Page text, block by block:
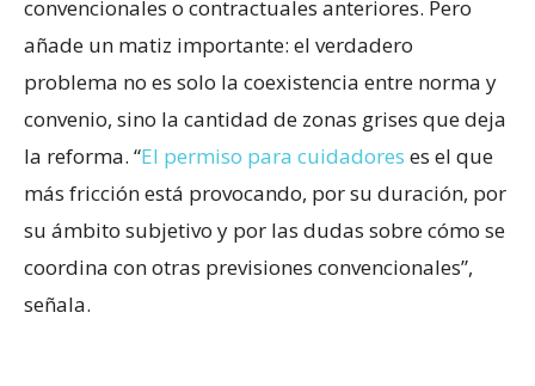
convencionales o contractuales anteriores. Pero
añade un matiz importante: el verdadero
problema no es solo la coexistencia entre norma y
convenio, sino la cantidad de zonas grises que deja
la reforma. “El permiso para cuidadores es el que
más fricción está provocando, por su duración, por
su ámbito subjetivo y por las dudas sobre cómo se
coordina con otras previsiones convencionales”,
señala.